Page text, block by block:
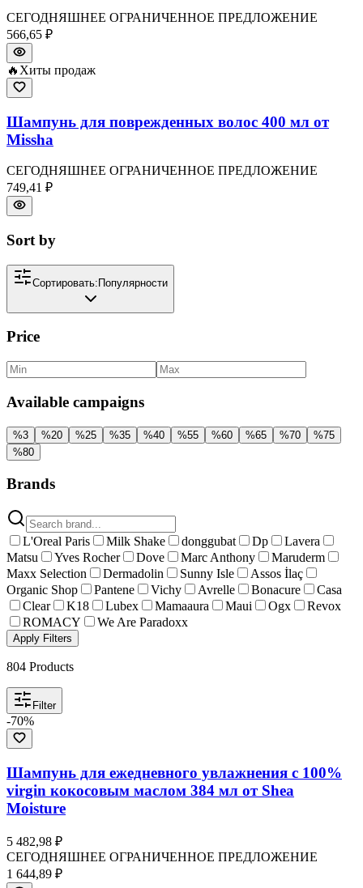
СЕГОДНЯШНЕЕ ОГРАНИЧЕННОЕ ПРЕДЛОЖЕНИЕ
566,65 ₽
🔥 Хиты продаж
Шампунь для поврежденных волос 400 мл от
Missha
СЕГОДНЯШНЕЕ ОГРАНИЧЕННОЕ ПРЕДЛОЖЕНИЕ
749,41 ₽
Sort by
Сортировать:Популярности
Price
Available campaigns
%3 %20 %25 %35 %40 %55 %60 %65 %70 %75
%80
Brands
L'Oreal Paris Milk Shake donggubat Dp
Lavera
Matsu
Yves Rocher Dove Marc Anthony
Maruderm
Maxx Selection
Dermadolin Sunny Isle
Assos İlaç
Organic Shop
Pantene Vichy Avrelle Bonacure
Casa
Clear
K18 Lubex Mamaaura Maui Ogx
Revox
ROMACY
We Are Paradoxx
Apply Filters
804 Products
Filter
-70%
Шампунь для ежедневного увлажнения с 100%
virgin кокосовым маслом 384 мл от Shea
Moisture
5 482,98 ₽
СЕГОДНЯШНЕЕ ОГРАНИЧЕННОЕ ПРЕДЛОЖЕНИЕ
1 644,89 ₽